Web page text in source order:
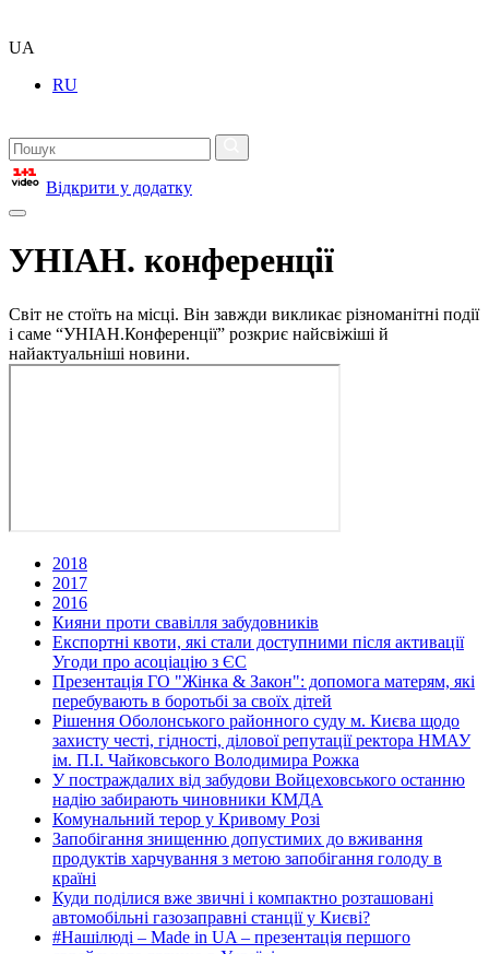
UA
RU
Відкрити у додатку
УНІАН. конференції
Світ не стоїть на місці. Він завжди викликає різноманітні події
і саме “УНІАН.Конференції” розкриє найсвіжіші й
найактуальніші новини.
2018
2017
2016
Кияни проти свавілля забудовників
Експортні квоти, які стали доступними після активації
Угоди про асоціацію з ЄС
Презентація ГО "Жінка & Закон": допомога матерям, які
перебувають в боротьбі за своїх дітей
Рішення Оболонського районного суду м. Києва щодо
захисту честі, гідності, ділової репутації ректора НМАУ
ім. П.І. Чайковського Володимира Рожка
У постраждалих від забудови Войцеховського останню
надію забирають чиновники КМДА
Комунальний терор у Кривому Розі
Запобігання знищенню допустимих до вживання
продуктів харчування з метою запобігання голоду в
країні
Куди поділися вже звичні і компактно розташовані
автомобільні газозаправні станції у Києві?
#Нашілюді – Made in UA – презентація першого